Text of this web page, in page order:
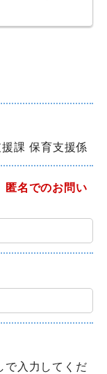
課 保育支援係
匿名でのお問い
で入力してくだ